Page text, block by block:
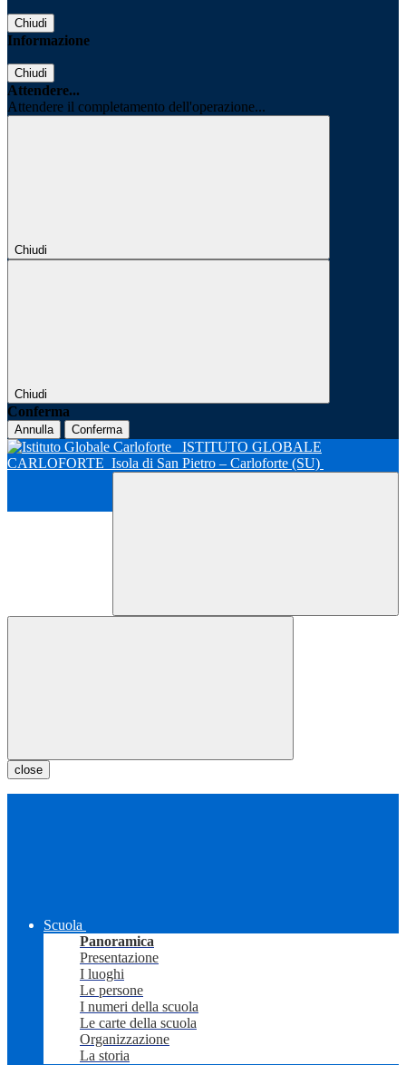
Chiudi
Informazione
Chiudi
Attendere...
Attendere il completamento dell'operazione...
Chiudi
Chiudi
Conferma
Annulla Conferma
ISTITUTO GLOBALE
CARLOFORTE Isola di San Pietro – Carloforte (SU)
close
Scuola
Panoramica
Presentazione
I luoghi
Le persone
I numeri della scuola
Le carte della scuola
Organizzazione
La storia